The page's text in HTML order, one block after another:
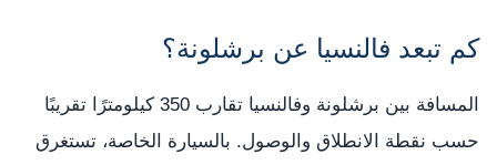
كم تبعد فالنسيا عن برشلونة؟
المسافة بين برشلونة وفالنسيا تقارب 350 كيلومترًا تقريبًا
حسب نقطة الانطلاق والوصول. بالسيارة الخاصة، تستغرق